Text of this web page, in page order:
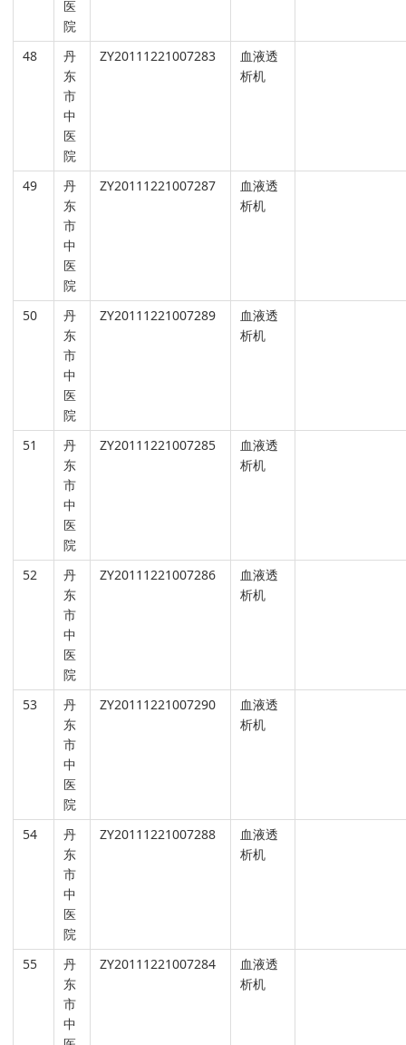
医
院
48
丹
东
市
中
医
院
ZY20111221007283
血液透
析机
49
丹
东
市
中
医
院
ZY20111221007287
血液透
析机
50
丹
东
市
中
医
院
ZY20111221007289
血液透
析机
51
丹
东
市
中
医
院
ZY20111221007285
血液透
析机
52
丹
东
市
中
医
院
ZY20111221007286
血液透
析机
53
丹
东
市
中
医
院
ZY20111221007290
血液透
析机
54
丹
东
市
中
医
院
ZY20111221007288
血液透
析机
55
丹
东
市
中
ZY20111221007284
血液透
析机